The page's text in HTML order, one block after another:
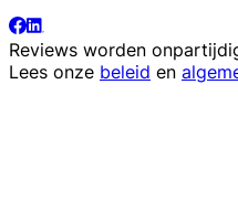
Reviews worden
Lees onze beleid en